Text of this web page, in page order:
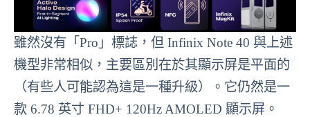
雖然沒有「Pro」標誌，但 Infinix Note 40 與上述
機型非常相似，主要區別在於其顯示屏是平面的
（有些人可能認為這是一種升級）。它仍然是一
款 6.78 英寸 FHD+ 120Hz AMOLED 顯示屏。